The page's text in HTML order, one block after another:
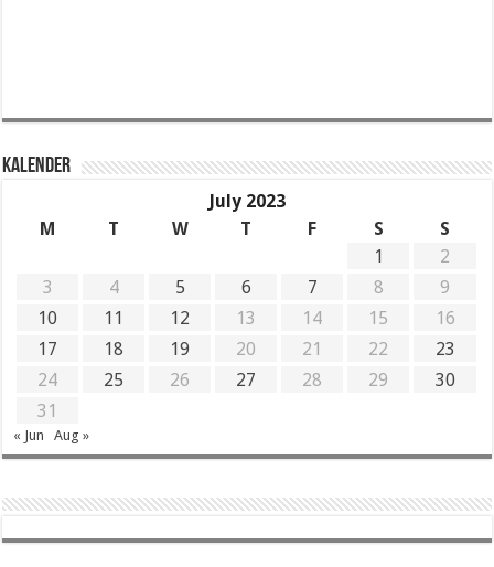
KALENDER
July 2023
M
T W T F S
S
1
2
3
4 5 6 7 8
9
10
11 12 13 14 15
16
17
18 19 20 21 22
23
24
25 26 27 28 29
30
31
« Jun Aug »